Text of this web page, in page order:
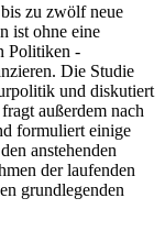
zu zwölf neue
ist ohne eine
Politiken -
Die Studie
und diskutiert
außerdem nach
formuliert einige
anstehenden
der laufenden
grundlegenden